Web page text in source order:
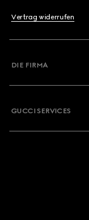
Vertrag widerrufen
DIE FIRMA
GUCCI SERVICES